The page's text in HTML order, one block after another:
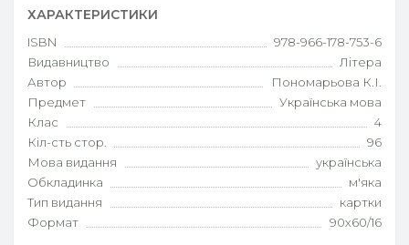
ХАРАКТЕРИСТИКИ
ISBN
978-966-178-753-6
Видавництво
Літера
Автор
Пономарьова К.І.
Предмет
Українська мова
Клас
4
Кіл-сть стор.
96
Мова видання
українська
Обкладинка
м'яка
Тип видання
картки
Формат
90х60/16